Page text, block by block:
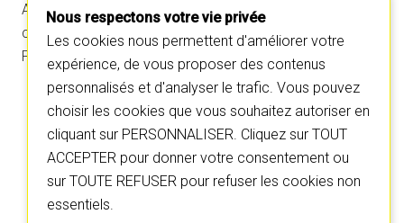
Avec le soutien de la DRAC Hauts-de-France dans le
cadre de l’aide à la structuration et du département du
Pas-de-Calais.
C
i
q
u
e
z
p
o
u
C
q
u
e
z
p
o
u
Nous respectons votre vie privée
Les cookies nous permettent d'améliorer votre
expérience, de vous proposer des contenus
personnalisés et d'analyser le trafic. Vous pouvez
choisir les cookies que vous souhaitez autoriser en
cliquant sur PERSONNALISER. Cliquez sur TOUT
ACCEPTER pour donner votre consentement ou
sur TOUTE REFUSER pour refuser les cookies non
essentiels.